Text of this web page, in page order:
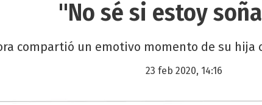
"No sé si estoy
compartió un emotivo momento de su hija
23 feb 2020, 14:16